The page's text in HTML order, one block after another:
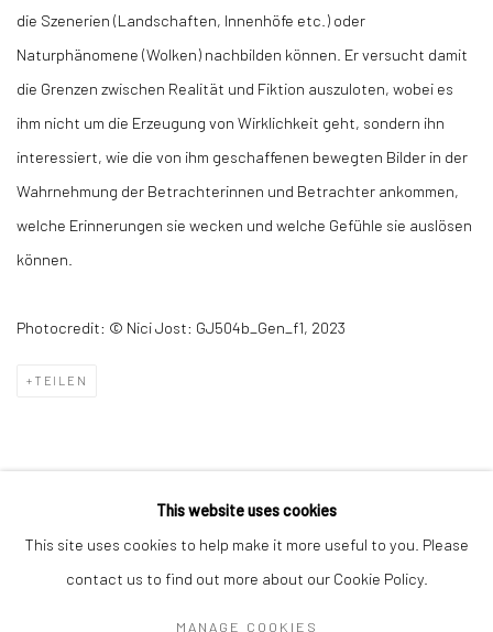
die Szenerien (Landschaften, Innenhöfe etc.) oder
Naturphänomene (Wolken) nachbilden können. Er versucht damit
die Grenzen zwischen Realität und Fiktion auszuloten, wobei es
ihm nicht um die Erzeugung von Wirklichkeit geht, sondern ihn
interessiert, wie die von ihm geschaffenen bewegten Bilder in der
Wahrnehmung der Betrachterinnen und Betrachter ankommen,
welche Erinnerungen sie wecken und welche Gefühle sie auslösen
können.
Photocredit: © Nici Jost: GJ504b_Gen_f1, 2023
TEILEN
This website uses cookies
This site uses cookies to help make it more useful to you. Please
contact us to find out more about our Cookie Policy.
MANAGE COOKIES